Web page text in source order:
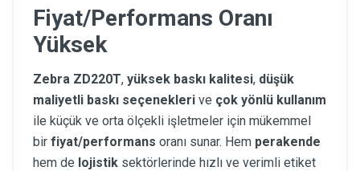
Fiyat/Performans Oranı
Yüksek
Zebra ZD220T, yüksek baskı kalitesi, düşük
maliyetli baskı seçenekleri ve çok yönlü kullanım
ile küçük ve orta ölçekli işletmeler için mükemmel
bir fiyat/performans oranı sunar. Hem perakende
hem de lojistik sektörlerinde hızlı ve verimli etiket